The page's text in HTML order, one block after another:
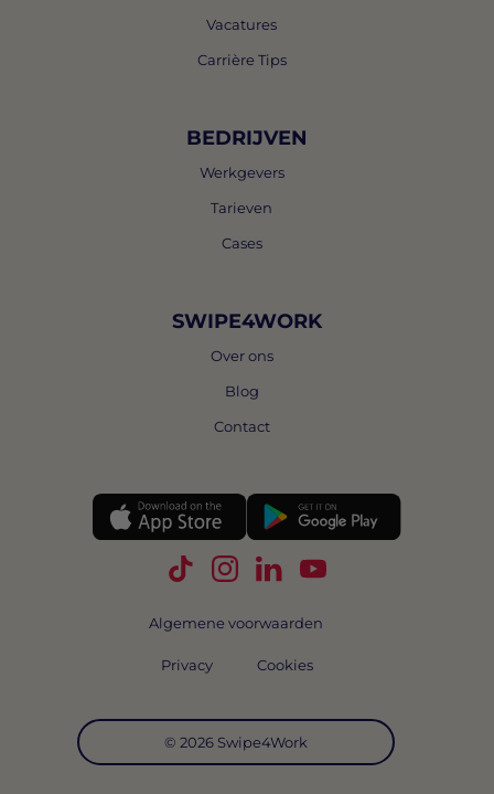
Vacatures
Carrière Tips
BEDRIJVEN
Werkgevers
Tarieven
Cases
SWIPE4WORK
Over ons
Blog
Contact
Volg Swipe4Work op TikTok
Volg Swipe4Work op
Volg Swipe4Work op
Volg Swipe4Work
© 2026 Swipe4Work
Algemene voorwaarden
Privacy Cookies